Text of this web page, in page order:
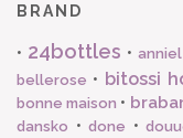
BRAND
• 24bottles • anniel
bellerose • bitossi
bonne maison •
dansko • done •